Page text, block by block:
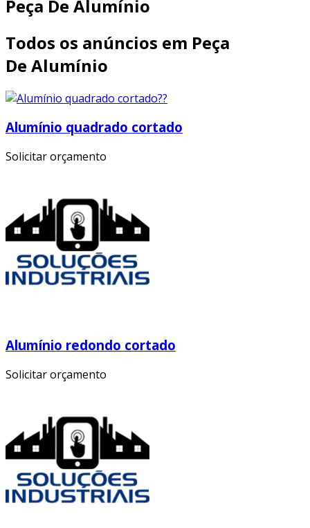
Peça De Alumínio
Todos os anúncios em Peça
De Alumínio
Alumínio quadrado cortado
Solicitar orçamento
Alumínio redondo cortado
Solicitar orçamento